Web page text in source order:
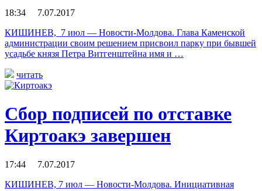
18:34 7.07.2017
КИШИНЕВ, 7 июл — Новости-Молдова. Глава Каменской
администрации своим решением присвоил парку при бывшей
усадьбе князя Петра Витгенштейна имя и …
читать
Сбор подписей по отставке
Киртоакэ завершен
17:44 7.07.2017
КИШИНЕВ, 7 июл — Новости-Молдова. Инициативная